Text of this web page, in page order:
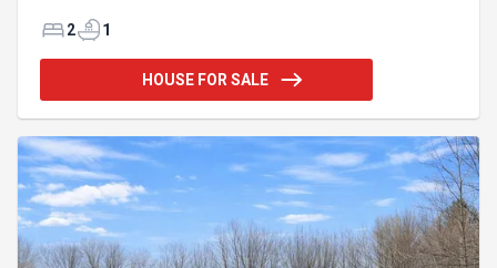
des autoroutes 20 et 55 -- accès facile! Aqueduc/
Planchers bois franc, cabanon 2020, stationnement
aménagé. Une opportunité rare d'accéder à la
modulaire située sur un terrain privé -- aucun frais
de location de terr
2 1
HOUSE FOR SALE